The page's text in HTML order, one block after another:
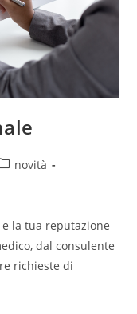
novità
la tua reputazione
dal consulente
richieste di